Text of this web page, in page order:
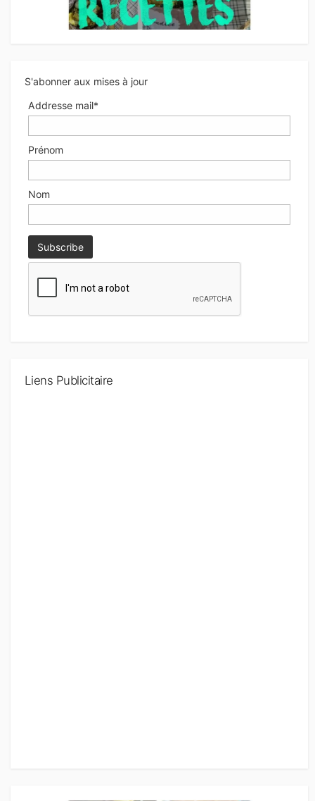
S'abonner aux mises à jour
Addresse mail*
Prénom
Nom
Liens Publicitaire